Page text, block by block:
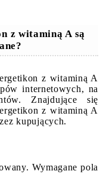
z witaminą A są
z witaminą A
internetowych, na
Znajdujące się
z witaminą A
kupujących.
Wymagane pola